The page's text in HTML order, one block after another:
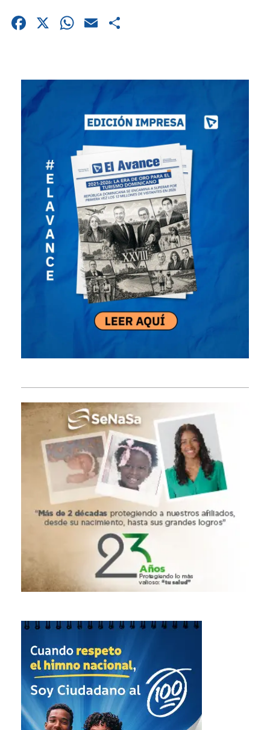
Facebook
X WhatsApp
Email